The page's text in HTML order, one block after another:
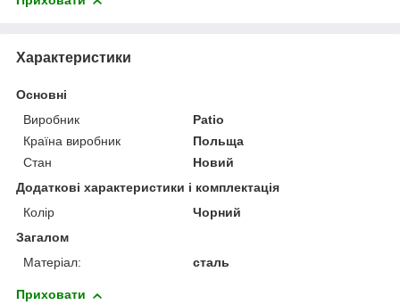
Характеристики
Основні
Виробник
Patio
Країна виробник
Польща
Стан
Новий
Додаткові характеристики і комплектація
Колір
Чорний
Загалом
Матеріал:
сталь
Приховати